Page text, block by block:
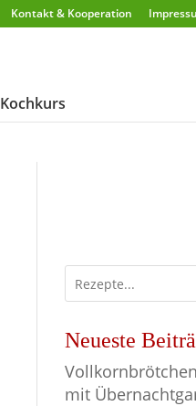
Kontakt & Kooperation
Kochkurs
Neueste
mit